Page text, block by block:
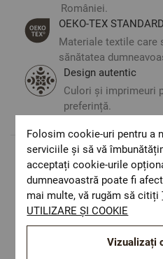
României.
ОЕКО-ТЕX
Materiale textile care
sănătatea
Design autentic
Culori și imprimeuri
preferință.
Populare in
Folosim cookie-uri pentru a
serviciile și să vă
acceptați cookie-urile
dumneavoastră poate fi
mai multe, vă rugăm să citiți
UTILIZARE ȘI COOKIE
Vizualizați